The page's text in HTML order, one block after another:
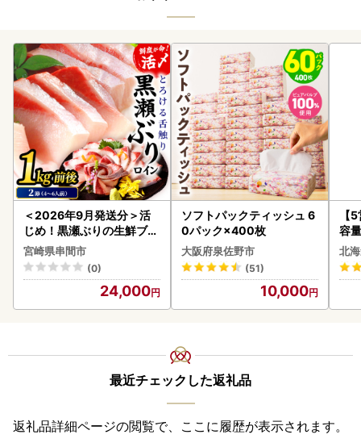
＜2026年9月発送分＞活
じめ！黒瀬ぶりの生鮮ブリ
ロイン2節（1.0kg前後）_
K001-012-2609
宮崎県串間市
(0)
24,000
ソフトパックティッシュ 6
0パック×400枚
大阪府泉佐野市
(51)
10,000
【
容
あ
ー
058
北
最近チェックした返礼品
返礼品詳細ページの閲覧で、ここに履歴が表示されます。